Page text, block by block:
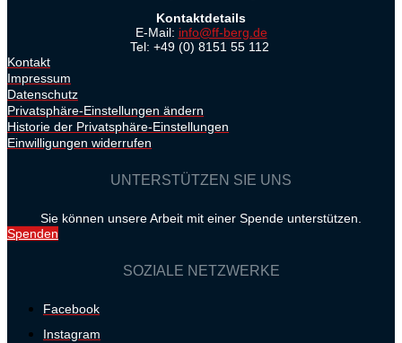
Kontaktdetails
E-Mail: info@ff-berg.de
Tel: +49 (0) 8151 55 112
Kontakt
Impressum
Datenschutz
Privatsphäre-Einstellungen ändern
Historie der Privatsphäre-Einstellungen
Einwilligungen widerrufen
UNTERSTÜTZEN SIE UNS
Sie können unsere Arbeit mit einer Spende unterstützen.
Spenden
SOZIALE NETZWERKE
Facebook
Instagram